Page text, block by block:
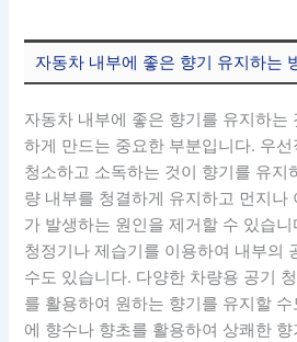
자동차 내부에 좋은 향기 유지하는
자동차 내부에 좋은 향기를 유지하는
하게 만드는 중요한 부분입니다. 우
청소하고 소독하는 것이 향기를 유지
량 내부를 청결하게 유지하고 먼지나
가 발생하는 원인을 제거할 수 있습
청정기나 제습기를 이용하여 내부의
수도 있습니다. 다양한 차량용 공기
를 활용하여 원하는 향기를 유지할
에 향수나 향초를 활용하여 상쾌한